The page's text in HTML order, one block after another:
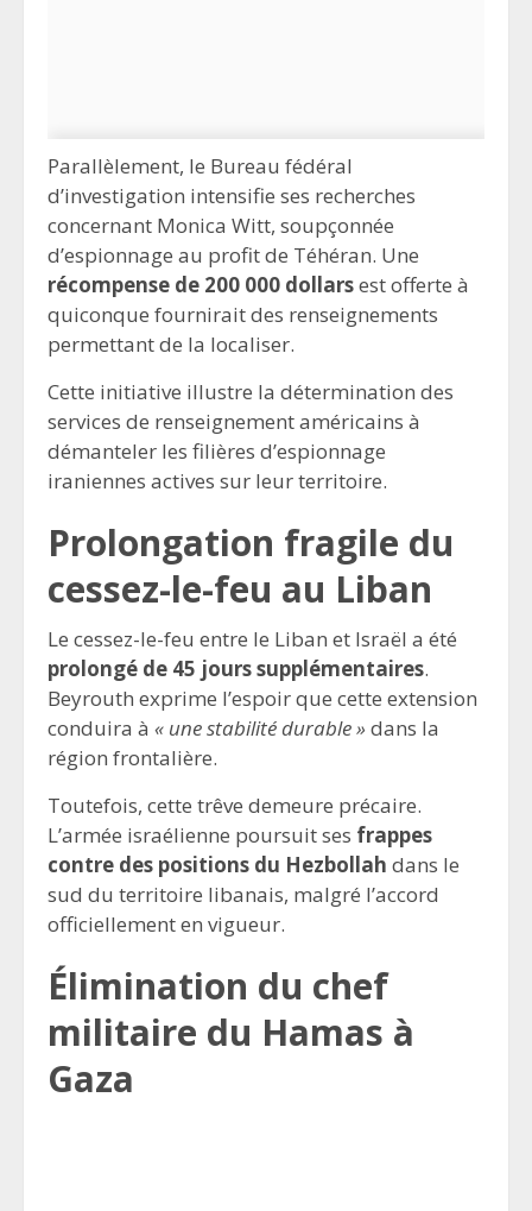
Parallèlement, le Bureau fédéral
d’investigation intensifie ses recherches
concernant Monica Witt, soupçonnée
d’espionnage au profit de Téhéran. Une
récompense de 200 000 dollarsest offerte à
quiconque fournirait des renseignements
permettant de la localiser.
Cette initiative illustre la détermination des
services de renseignement américains à
démanteler les filières d’espionnage
iraniennes actives sur leur territoire.
Prolongation fragile du
cessez-le-feu au Liban
Le cessez-le-feu entre le Liban et Israël a été
prolongé de 45 jours supplémentaires.
Beyrouth exprime l’espoir que cette extension
conduira à « une stabilité durable » dans la
région frontalière.
Toutefois, cette trêve demeure précaire.
L’armée israélienne poursuit ses frappes
contre des positions du Hezbollah dans le
sud du territoire libanais, malgré l’accord
officiellement en vigueur.
Élimination du chef
militaire du Hamas à
Gaza